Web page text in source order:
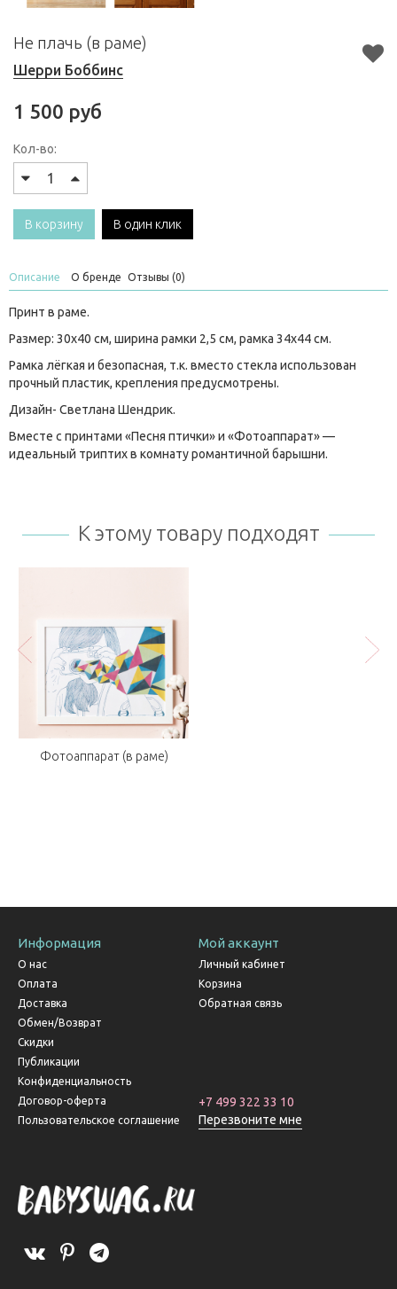
Не плачь (в раме)
Шерри Боббинс
1 500 руб
Кол-во:
В корзину В один клик
Описание О бренде Отзывы (0)
Принт в раме.
Размер: 30х40 см, ширина рамки 2,5 см, рамка 34х44 см.
Рамка лёгкая и безопасная, т.к. вместо стекла использован
прочный пластик, крепления предусмотрены.
Дизайн- Светлана Шендрик.
Вместе с принтами «Песня птички» и «Фотоаппарат» —
идеальный триптих в комнату романтичной барышни.
К этому товару подходят
Фотоаппарат (в раме)
Информация
О нас
Оплата
Доставка
Обмен/Возврат
Скидки
Публикации
Конфиденциальность
Договор-оферта
Пользовательское соглашение
Мой аккаунт
Личный кабинет
Корзина
Обратная связь
+7 499 322 33 10
Перезвоните мне